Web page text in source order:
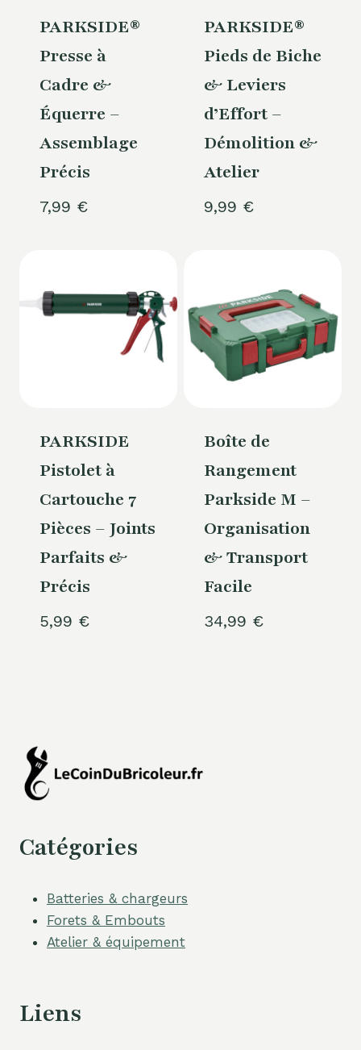
PARKSIDE®
Presse à
Cadre &
Équerre –
Assemblage
Précis
7,99 €
PARKSIDE®
Pieds de Biche
& Leviers
d’Effort –
Démolition &
Atelier
9,99 €
PARKSIDE
Pistolet à
Cartouche 7
Pièces – Joints
Parfaits &
Précis
5,99 €
Boîte de
Rangement
Parkside M –
Organisation
& Transport
Facile
34,99 €
Catégories
Batteries & chargeurs
Forets & Embouts
Atelier & équipement
Liens